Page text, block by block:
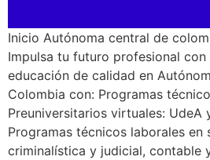
Inicio Autónoma central de
Impulsa tu futuro profesional
educación de calidad en
Colombia con: Programas
Preuniversitarios virtuales: UdeA
Programas técnicos laborales en
criminalística y judicial, contable